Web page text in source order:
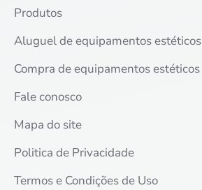
Produtos
Aluguel de equipamentos estéticos
Compra de equipamentos estéticos
Fale conosco
Mapa do site
Politica de Privacidade
Termos e Condições de Uso